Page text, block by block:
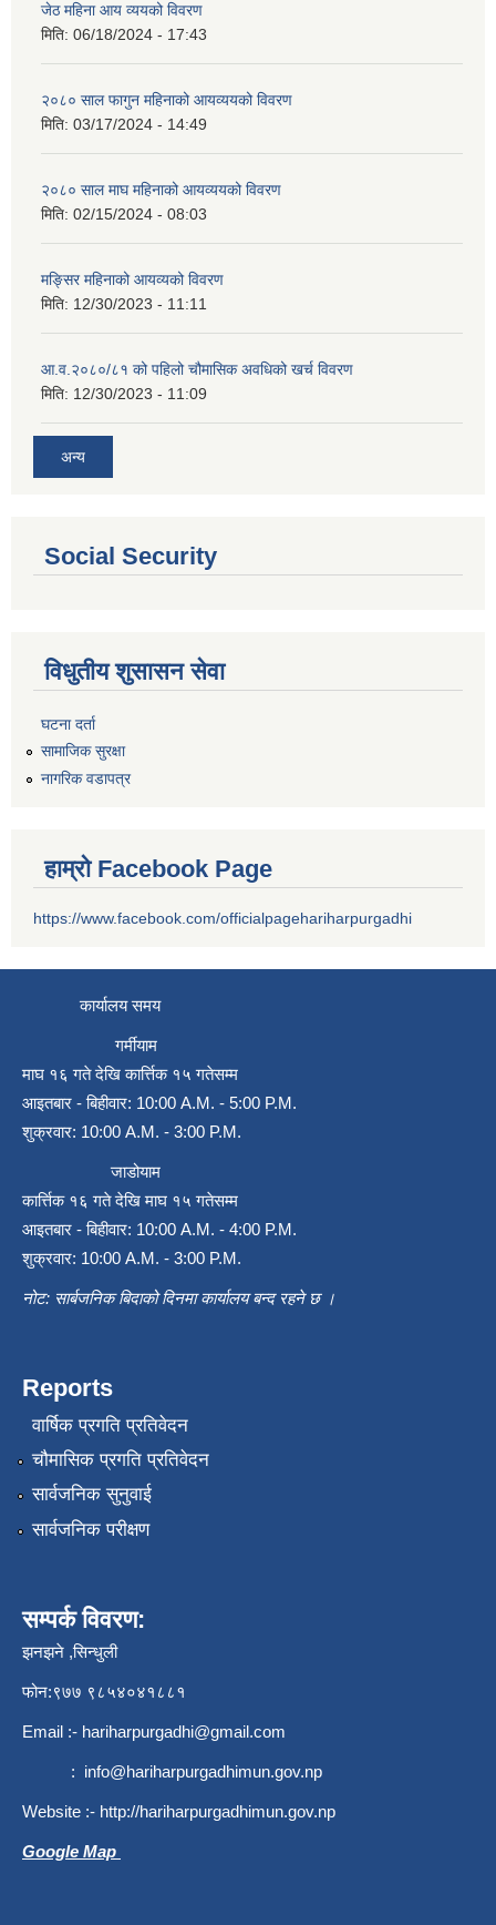
जेठ महिना आय व्ययको विवरण
मिति: 06/18/2024 - 17:43
२०८० साल फागुन महिनाको आयव्ययको विवरण
मिति: 03/17/2024 - 14:49
२०८० साल माघ महिनाको आयव्ययको विवरण
मिति: 02/15/2024 - 08:03
मङ्सिर महिनाको आयव्यको विवरण
मिति: 12/30/2023 - 11:11
आ.व.२०८०/८१ को पहिलो चौमासिक अवधिको खर्च विवरण
मिति: 12/30/2023 - 11:09
अन्य
Social Security
विधुतीय शुसासन सेवा
घटना दर्ता
सामाजिक सुरक्षा
नागरिक वडापत्र
हाम्रो Facebook Page
https://www.facebook.com/officialpagehariharpurgadhi
कार्यालय समय
गर्मीयाम
माघ १६ गते देखि कार्त्तिक १५ गतेसम्म
आइतबार - बिहीवार: 10:00 A.M. - 5:00 P.M.
शुक्रवार: 10:00 A.M. - 3:00 P.M.
जाडोयाम
कार्त्तिक १६ गते देखि माघ १५ गतेसम्म
आइतबार - बिहीवार: 10:00 A.M. - 4:00 P.M.
शुक्रवार: 10:00 A.M. - 3:00 P.M.
नोट: सार्बजनिक बिदाको दिनमा कार्यालय बन्द रहने छ ।
Reports
वार्षिक प्रगति प्रतिवेदन
चौमासिक प्रगति प्रतिवेदन
सार्वजनिक सुनुवाई
सार्वजनिक परीक्षण
सम्पर्क विवरण:
झनझने ,सिन्धुली
फोन:९७७ ९८५४०४१८८१
Email :- hariharpurgadhi@gmail.com
: info@hariharpurgadhimun.gov.np
Website :- http://hariharpurgadhimun.gov.np
Google Map